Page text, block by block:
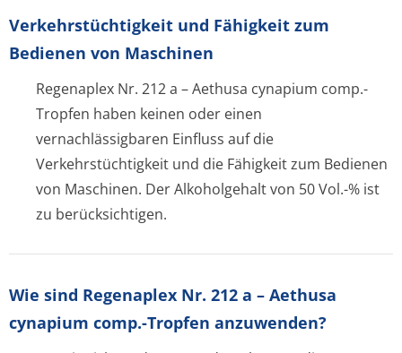
Verkehrstüchtig­keit und Fähigkeit zum
Bedienen von Maschinen
Regenaplex Nr. 212 a – Aethusa cynapium comp.-
Tropfen haben keinen oder einen
vernachlässigbaren Einfluss auf die
Verkehrstüchtigkeit und die Fähigkeit zum Bedienen
von Maschinen. Der Alkoholgehalt von 50 Vol.-% ist
zu berücksichtigen.
Wie sind Regenaplex Nr. 212 a – Aethusa
cynapium comp.-Tropfen anzuwenden?